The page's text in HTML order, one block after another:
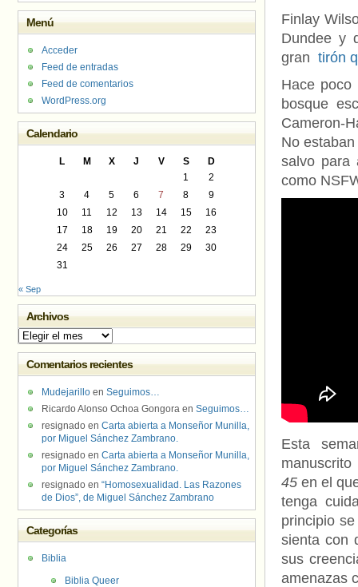
Finlay
Dundee y
gran tirón
Hace poco
bosque
Cameron-
No
salvo para
como
Esta
45 en el
tenga
principio
sienta con
sus
amenazas
Menú
Acceder
Feed de entradas
Feed de comentarios
WordPress.org
Calendario
L M X J V S
D
1
2
3
4 5 6 7 8
9
10
11 12 13 14 15
16
17
18 19 20 21 22
23
24
25 26 27 28 29
30
31
« Sep
Archivos
Archivos
Comentarios recientes
Mudejarillo en Seguimos…
Ricardo Alonso Ochoa Gongora en Seguimos…
resignado en Carta abierta a Monseñor Munilla,
por Miguel Sánchez Zambrano.
resignado en Carta abierta a Monseñor Munilla,
por Miguel Sánchez Zambrano.
resignado en “Homosexualidad. Las Razones
de Dios”, de Miguel Sánchez Zambrano
Categorías
Biblia
Biblia Queer